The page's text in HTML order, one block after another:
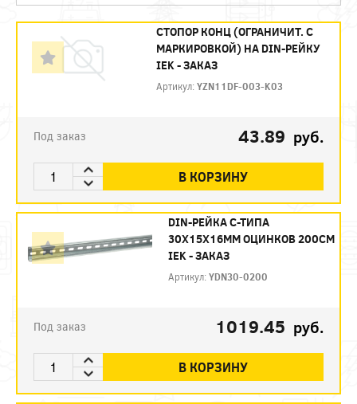
CТОПОР КОНЦ (ОГРАНИЧИТ. С
МАРКИРОВКОЙ) НА DIN-РЕЙКУ
IEK - ЗАКАЗ
Артикул:YZN11DF-003-K03
Под заказ 43.89 руб.
В КОРЗИНУ
DIN-РЕЙКА С-ТИПА
30Х15Х16ММ ОЦИНКОВ 200СМ
IEK - ЗАКАЗ
Артикул:YDN30-0200
Под заказ 1019.45 руб.
В КОРЗИНУ